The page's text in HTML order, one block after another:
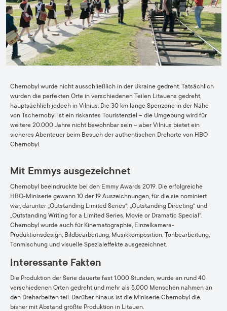
Chernobyl wurde nicht ausschließlich in der Ukraine gedreht. Tatsächlich
wurden die perfekten Orte in verschiedenen Teilen Litauens gedreht,
hauptsächlich jedoch in Vilnius. Die 30 km lange Sperrzone in der Nähe
von Tschernobyl ist ein riskantes Touristenziel – die Umgebung wird für
weitere 20.000 Jahre nicht bewohnbar sein – aber Vilnius bietet ein
sicheres Abenteuer beim Besuch der authentischen Drehorte von HBO
Chernobyl.
Mit Emmys ausgezeichnet
Chernobyl beeindruckte bei den Emmy Awards 2019. Die erfolgreiche
HBO-Miniserie gewann 10 der 19 Auszeichnungen, für die sie nominiert
war, darunter „Outstanding Limited Series“, „Outstanding Directing“ und
„Outstanding Writing for a Limited Series, Movie or Dramatic Special“.
Chernobyl wurde auch für Kinematographie, Einzelkamera-
Produktionsdesign, Bildbearbeitung, Musikkomposition, Tonbearbeitung,
Tonmischung und visuelle Spezialeffekte ausgezeichnet.
Interessante Fakten
Die Produktion der Serie dauerte fast 1.000 Stunden, wurde an rund 40
verschiedenen Orten gedreht und mehr als 5.000 Menschen nahmen an
den Dreharbeiten teil. Darüber hinaus ist die Miniserie Chernobyl die
bisher mit Abstand größte Produktion in Litauen.